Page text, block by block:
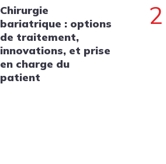
Chirurgie
bariatrique : options
de traitement,
innovations, et prise
en charge du
patient
2